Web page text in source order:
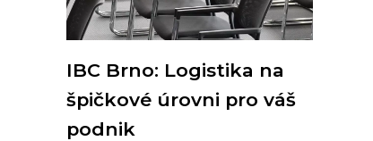
IBC Brno: Logistika na
špičkové úrovni pro váš
podnik